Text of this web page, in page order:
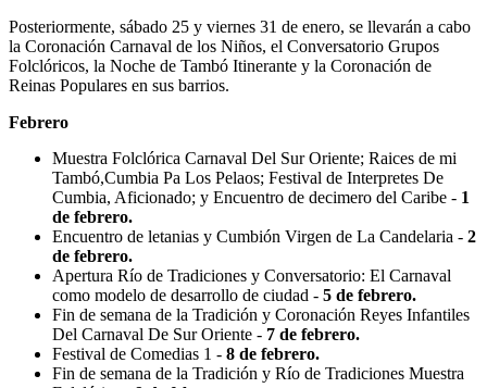
Posteriormente, sábado 25 y viernes 31 de enero, se llevarán a cabo
la Coronación Carnaval de los Niños, el Conversatorio Grupos
Folclóricos, la Noche de Tambó Itinerante y la Coronación de
Reinas Populares en sus barrios.
Febrero
Muestra Folclórica Carnaval Del Sur Oriente; Raices de mi
Tambó,Cumbia Pa Los Pelaos; Festival de Interpretes De
Cumbia, Aficionado; y Encuentro de decimero del Caribe - 1
de febrero.
Encuentro de letanias y Cumbión Virgen de La Candelaria - 2
de febrero.
Apertura Río de Tradiciones y Conversatorio: El Carnaval
como modelo de desarrollo de ciudad - 5 de febrero.
Fin de semana de la Tradición y Coronación Reyes Infantiles
Del Carnaval De Sur Oriente - 7 de febrero.
Festival de Comedias 1 - 8 de febrero.
Fin de semana de la Tradición y Río de Tradiciones Muestra